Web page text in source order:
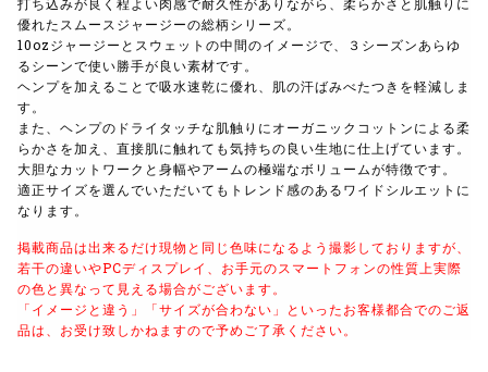
優れた スムースジャージーの総柄シリーズ。
10ozジャージーとスウェットの中間のイメージで、３シーズンあらゆ
るシーンで使い勝手が良い素材です。
ヘンプを加えることで吸水速乾に優れ、肌の汗ばみべたつきを軽減しま
す。
また、ヘンプのドライタッチな肌触りにオーガニックコットンによる柔
らかさを加え、直接肌に触れても気持ちの良い生地に仕上げています。
大胆なカットワークと身幅やアームの極端なボリュームが特徴です。
適正サイズを選んでいただいてもトレンド感のあるワイドシルエットに
なります。
掲載商品は出来るだけ現物と同じ色味になるよう撮影しておりますが、
若干の違いやPCディスプレイ、お手元のスマートフォンの性質上実際
の色と異なって見える場合がございます。
「イメージと違う」「サイズが合わない」といったお客様都合でのご返
品は、お受け致しかねますので予めご了承ください。